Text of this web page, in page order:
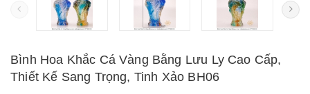
Bình Hoa Khắc Cá Vàng Bằng Lưu Ly Cao Cấp,
Thiết Kế Sang Trọng, Tinh Xảo BH06